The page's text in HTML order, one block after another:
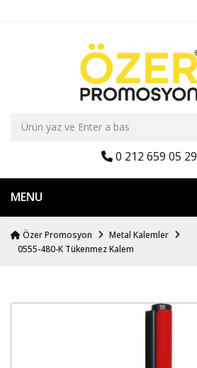
0 212 659 05 29
MENU
Özer Promosyon
Metal Kalemler
0555-480-K Tükenmez Kalem